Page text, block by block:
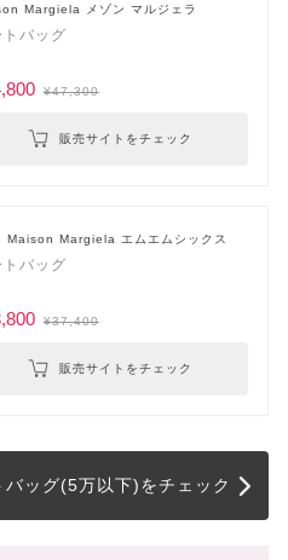
Margiela メゾン マルジェラ
トバッグ
¥47,300
販売サイトをチェック
Maison Margiela エムエムシックス
トバッグ
¥37,400
販売サイトをチェック
ッグ(5万以下)をチェック